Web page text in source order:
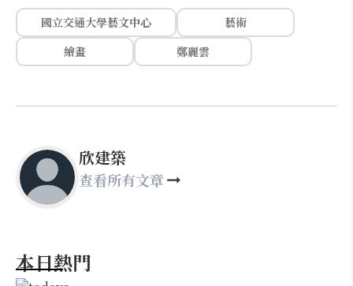
國立交通大學藝文中心
藝術
繪畫
鄭麗雲
欣建築
查看所有文章
本日熱門